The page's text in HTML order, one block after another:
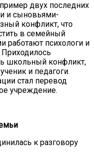
двух последних
и сыновьями-
конфликт, что
в семейный
работают психологи и
школьный конфликт,
и педагоги.
стал перевод
учреждение.
к разговору